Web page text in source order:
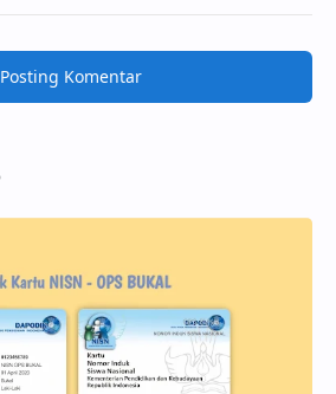
Posting Komentar